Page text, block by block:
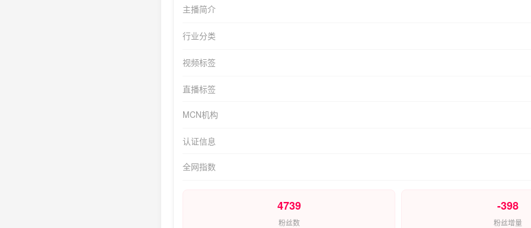
主播简介
行业分类
视频标签
直播标签
MCN机构
认证信息
全网指数
4739
粉丝数
-398
粉丝增量